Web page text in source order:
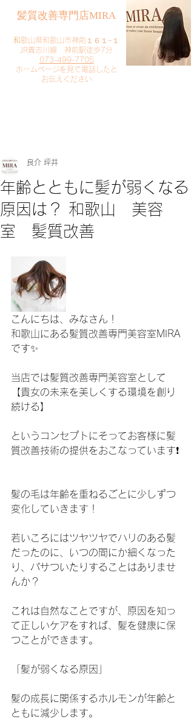
​髪質改善専門店MIRA
​和歌山県和歌山市神前１６１−１
JR貴志川線 神前駅徒歩7分
073-499-7705
​ホームページを見て電話したと
お伝えください
年齢とともに髪が弱くなる
原因は？ 和歌山 美容
室 髪質改善
良介 坪井
こんにちは、みなさん！
和歌山にある髪質改善専門美容室MIRA
です✨
当店では髪質改善専門美容室として
【貴女の未来を美しくする環境を創り
続ける】
というコンセプトにそってお客様に髪
質改善技術の提供をおこなっています❗️
髪の毛は年齢を重ねるごとに少しずつ
変化していきます！
若いころにはツヤツヤでハリのある髪
だったのに、いつの間にか細くなった
り、パサついたりすることはありませ
んか？
これは自然なことですが、原因を知っ
て正しいケアをすれば、髪を健康に保
つことができます。
「髪が弱くなる原因」
髪の成長に関係するホルモンが年齢と
ともに減少します。